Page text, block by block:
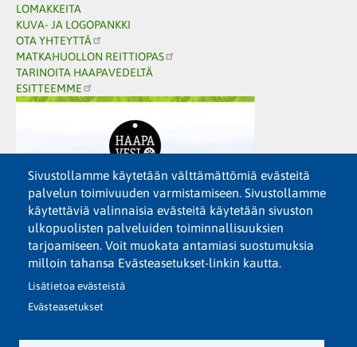
Sivustollamme käytetään välttämättömiä evästeitä
palvelun toimivuuden varmistamiseen. Sivustollamme
käytettäviä valinnaisia evästeitä käytetään sivuston
ulkopuolisten palveluiden toiminnallisuuksien
tarjoamiseen. Voit muokata antamiasi suostumuksia
milloin tahansa Evästeasetukset-linkin kautta.
Lisätietoa evästeistä
Evästeasetukset
LOMAKKEITA
KUVA- JA LOGOPANKKI
OTA YHTEYTTÄ
MATKAHUOLLON REITTIOPAS
TARINOITA HAAPAVEDELTÄ
ESITTEEMME